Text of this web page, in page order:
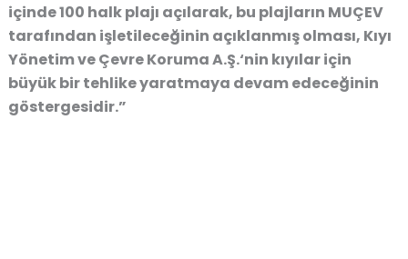
içinde 100 halk plajı açılarak, bu plajların MUÇEV
tarafından işletileceğinin açıklanmış olması, Kıyı
Yönetim ve Çevre Koruma A.Ş.‘nin kıyılar için
büyük bir tehlike yaratmaya devam edeceğinin
göstergesidir.”